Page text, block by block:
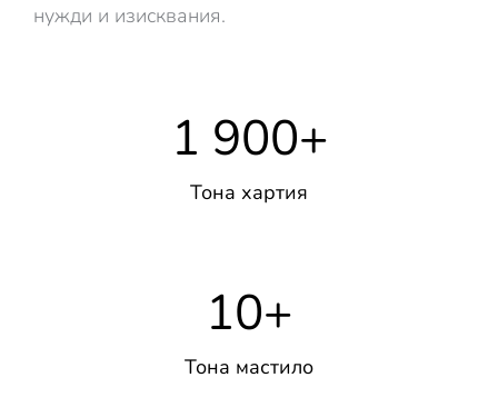
нужди и изисквания.
Тона хартия
1 900+
Тона мастило
10+